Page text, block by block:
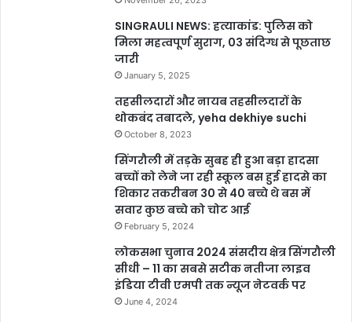
SINGRAULI NEWS: हत्याकांड: पुलिस को
मिला महत्वपूर्ण सुराग, 03 संदिग्ध से पूछताछ
जारी
January 5, 2025
तहसीलदारों और नायब तहसीलदारों के
थोकबंद तबादले, yeha dekhiye suchi
October 8, 2023
सिंगरौली में तड़के सुबह ही हुआ बड़ा हादसा
बच्चों को लेने जा रही स्कूल बस हुई हादसे का
शिकार तकरीबन 30 से 40 बच्चे थे बस में
सवार कुछ बच्चे को चोट आई
February 5, 2024
लोकसभा चुनाव 2024 संसदीय क्षेत्र सिंगरौली
सीधी – 11 का सबसे सटीक नतीजा लाइव
इंडिया टीवी एमपी तक न्यूज नेटवर्क पर
June 4, 2024